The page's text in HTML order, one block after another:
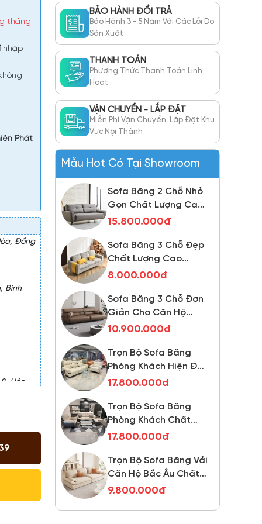
tháng
nhập
Phát
Đồng
Bình
Hóc
BẢO HÀNH ĐỔI TRẢ
Bảo Hành 3 - 5 Năm Với Các Lỗi Do
Sản Xuất
THANH TOÁN
Phương Thức Thanh Toán Linh
Hoạt
VẬN CHUYỂN - LẮP ĐẶT
Miễn Phí Vận Chuyển, Lắp Đặt Khu
Vực Nội Thành
Mẫu Hot Có Tại Showroom
Lượng Cao TPN494
9.800.000đ
Ghế Sofa Băng Nhiều
Chất Liệu Màu Sắc
Cho Không Gian Nhỏ
Chất Lượng TPN970
11.500.000đ
Lượng Cao TP136
8.000.000đ
Sofa Băng 2 Chỗ Nhỏ
TPN913
15.800.000đ
Sofa Băng 3 Chỗ Đẹp
Chất Lượng Cao
TP137
8.000.000đ
Sofa Băng 3 Chỗ Đơn
Giản Cho Căn Hộ
Chất Lượng TPN923
10.900.000đ
Trọn Bộ Sofa Băng
Phòng Khách Hiện Đại
Chất Lượng Cao
17.800.000đ
Trọn Bộ Sofa Băng
Phòng Khách Chất
Lượng TPN1322
17.800.000đ
Trọn Bộ Sofa Băng Vải
Căn Hộ Bắc Âu Chất
Lượng Cao TPN494
9.800.000đ
Ghế Sofa Băng Nhiều
Chất Liệu Màu Sắc
Cho Không Gian Nhỏ
11.500.000đ